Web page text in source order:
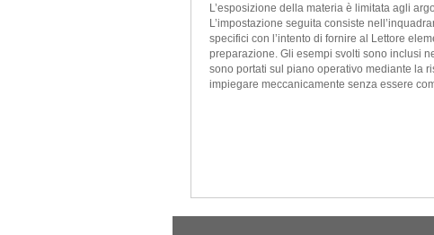
L’esposizione della materia è limitata agli
L’impostazione seguita consiste
specifici con l’intento di fornire al Lettore
preparazione. Gli esempi svolti sono inclusi
sono portati sul piano operativo mediante la
impiegare meccanicamente senza essere